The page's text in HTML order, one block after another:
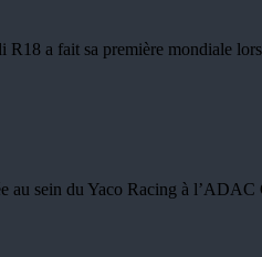
a fait sa première mondiale
au sein du Yaco Racing à l’ADAC